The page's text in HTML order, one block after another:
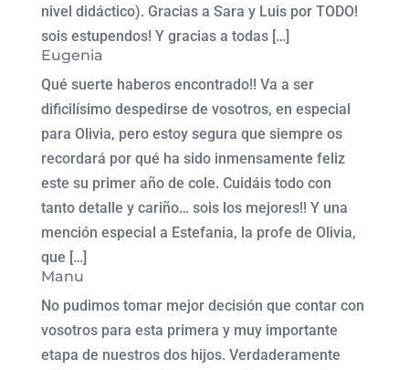
nivel didáctico). Gracias a Sara y Luis por TODO!
sois estupendos! Y gracias a todas […]
Eugenia
Qué suerte haberos encontrado!! Va a ser
dificilísimo despedirse de vosotros, en especial
para Olivia, pero estoy segura que siempre os
recordará por qué ha sido inmensamente feliz
este su primer año de cole. Cuidáis todo con
tanto detalle y cariño… sois los mejores!! Y una
mención especial a Estefania, la profe de Olivia,
que […]
Manu
No pudimos tomar mejor decisión que contar con
vosotros para esta primera y muy importante
etapa de nuestros dos hijos. Verdaderamente